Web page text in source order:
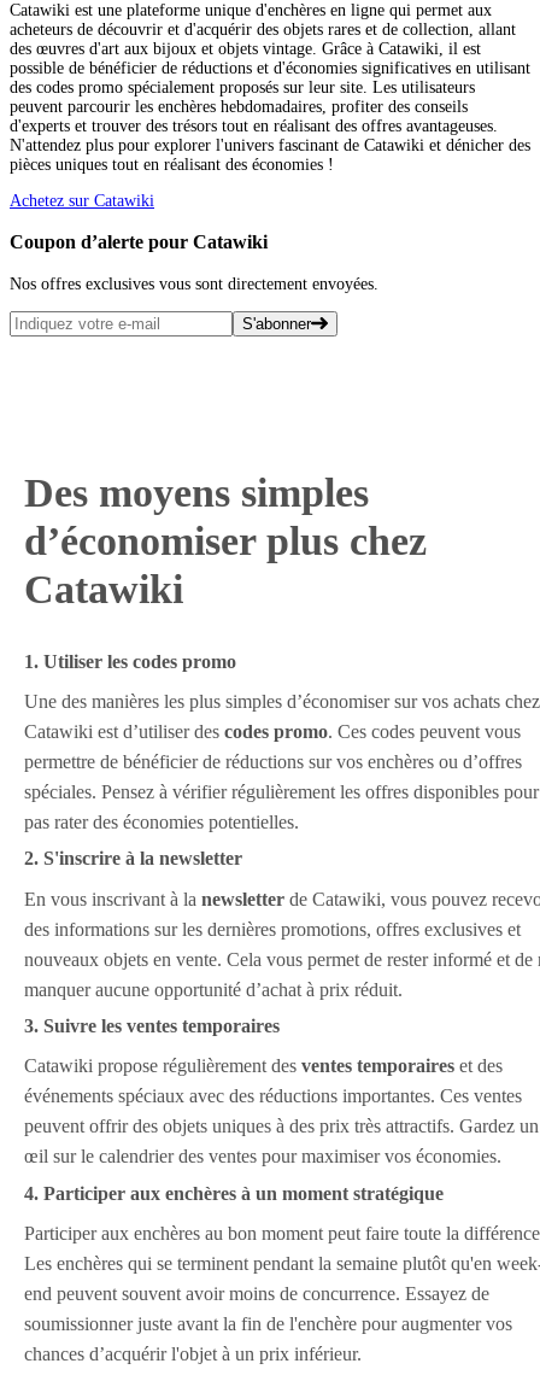
Catawiki est une plateforme unique d'enchères en ligne qui permet aux
acheteurs de découvrir et d'acquérir des objets rares et de collection, allant
des œuvres d'art aux bijoux et objets vintage. Grâce à Catawiki, il est
possible de bénéficier de réductions et d'économies significatives en utilisant
des codes promo spécialement proposés sur leur site. Les utilisateurs
peuvent parcourir les enchères hebdomadaires, profiter des conseils
d'experts et trouver des trésors tout en réalisant des offres avantageuses.
N'attendez plus pour explorer l'univers fascinant de Catawiki et dénicher des
pièces uniques tout en réalisant des économies !
Achetez sur Catawiki
Coupon d’alerte pour Catawiki
Nos offres exclusives vous sont directement envoyées.
S'abonner
Des moyens simples
d’économiser plus chez
Catawiki
1. Utiliser les codes promo
Une des manières les plus simples d’économiser sur vos achats chez
Catawiki est d’utiliser des codes promo. Ces codes peuvent vous
permettre de bénéficier de réductions sur vos enchères ou d’offres
spéciales. Pensez à vérifier régulièrement les offres disponibles
pas rater des économies potentielles.
2. S'inscrire à la newsletter
En vous inscrivant à la newsletter de Catawiki, vous pouvez
des informations sur les dernières promotions, offres exclusives et
nouveaux objets en vente. Cela vous permet de rester informé et de
manquer aucune opportunité d’achat à prix réduit.
3. Suivre les ventes temporaires
Catawiki propose régulièrement des ventes temporaires et des
événements spéciaux avec des réductions importantes. Ces ventes
peuvent offrir des objets uniques à des prix très attractifs. Gardez un
œil sur le calendrier des ventes pour maximiser vos économies.
4. Participer aux enchères à un moment stratégique
Participer aux enchères au bon moment peut faire toute la
Les enchères qui se terminent pendant la semaine plutôt qu'en
end peuvent souvent avoir moins de concurrence. Essayez de
soumissionner juste avant la fin de l'enchère pour augmenter vos
chances d’acquérir l'objet à un prix inférieur.